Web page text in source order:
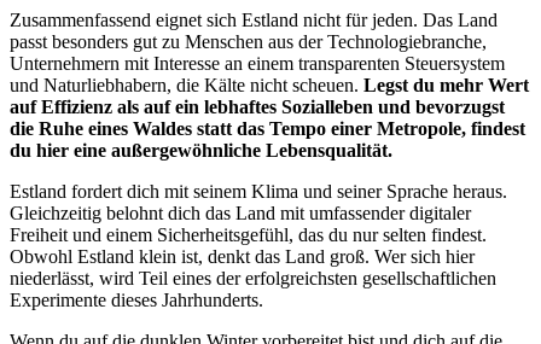
Zusammenfassend eignet sich Estland nicht für jeden. Das Land
passt besonders gut zu Menschen aus der Technologiebranche,
Unternehmern mit Interesse an einem transparenten Steuersystem
und Naturliebhabern, die Kälte nicht scheuen. Legst du mehr Wert
auf Effizienz als auf ein lebhaftes Sozialleben und bevorzugst
die Ruhe eines Waldes statt das Tempo einer Metropole, findest
du hier eine außergewöhnliche Lebensqualität.
Estland fordert dich mit seinem Klima und seiner Sprache heraus.
Gleichzeitig belohnt dich das Land mit umfassender digitaler
Freiheit und einem Sicherheitsgefühl, das du nur selten findest.
Obwohl Estland klein ist, denkt das Land groß. Wer sich hier
niederlässt, wird Teil eines der erfolgreichsten gesellschaftlichen
Experimente dieses Jahrhunderts.